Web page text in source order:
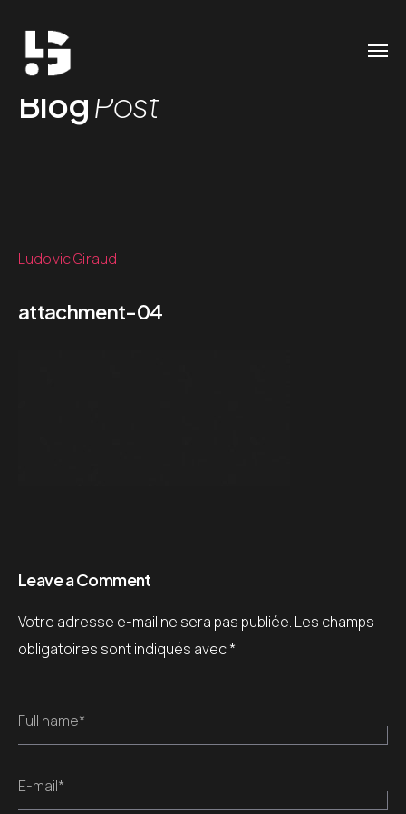
BlogPost
Ludovic Giraud
attachment-04
Leave a Comment
Votre adresse e-mail ne sera pas publiée. Les champs
obligatoires sont indiqués avec*
Full name*
E-mail*